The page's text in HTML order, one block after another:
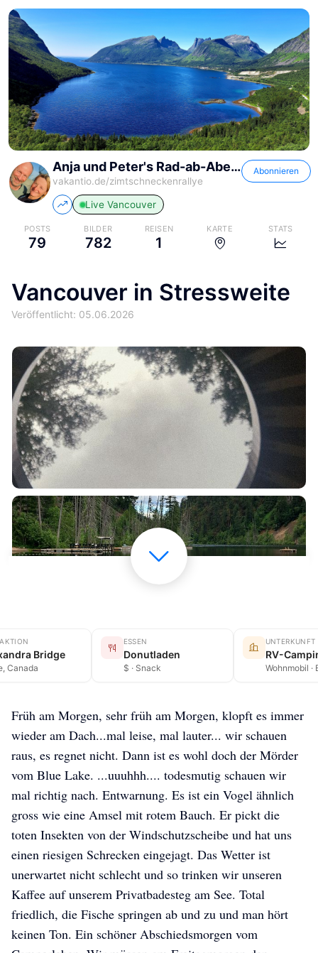
Anja und Peter's Rad-ab-Abenteuer
vakantio.de/zimtschneckenrallye
Abonnieren
Live Vancouver
POSTS
79
BILDER
782
REISEN
1
KARTE STATS
Vancouver in Stressweite
Veröffentlicht: 05.06.2026
Bridge
Canada
ESSEN
Donutladen
$ · Snack
UNTERKUNFT
RV-
Wohnmobil ·
Früh am Morgen, sehr früh am Morgen, klopft es immer
wieder am Dach...mal leise, mal lauter... wir schauen
raus, es regnet nicht. Dann ist es wohl doch der Mörder
vom Blue Lake. ...uuuhhh.... todesmutig schauen wir
mal richtig nach. Entwarnung. Es ist ein Vogel ähnlich
gross wie eine Amsel mit rotem Bauch. Er pickt die
toten Insekten von der Windschutzscheibe und hat uns
einen riesigen Schrecken eingejagt. Das Wetter ist
unerwartet nicht schlecht und so trinken wir unseren
Kaffee auf unserem Privatbadesteg am See. Total
friedlich, die Fische springen ab und zu und man hört
keinen Ton. Ein schöner Abschiedsmorgen vom